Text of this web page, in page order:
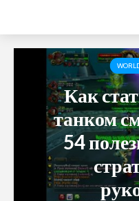
Как
танком
54